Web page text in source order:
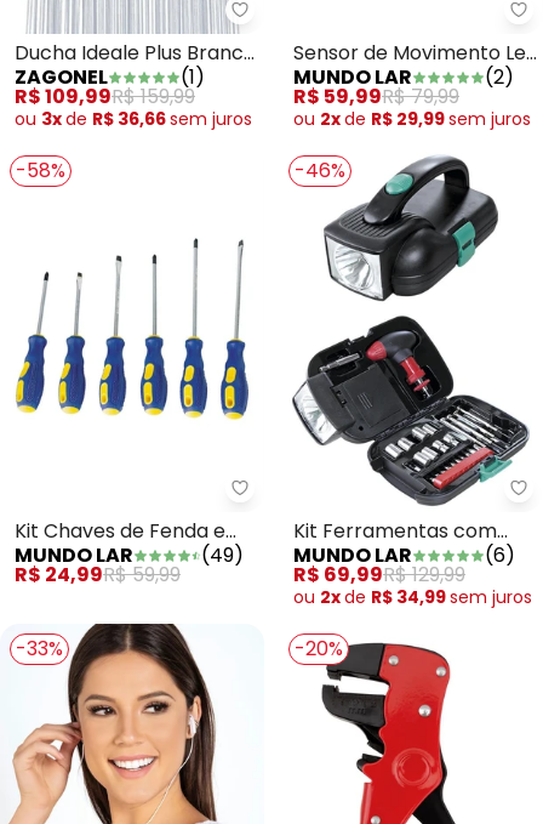
Zagonel - Ducha Ideale Plus
Ducha Ideale Plus Branca
127 V
ZAGONEL (1)
R$ 109,99R$ 159,99
ou 3xde R$ 36,66sem juros
Sensor de Movimento Led
Branco
MUNDO LAR (2)
R$ 59,99R$ 79,99
ou 2xde R$ 29,99sem juros
-58%
Mundo Lar - Kit Chaves de
Kit Chaves de Fenda e
Philips Azul 6 Peças
MUNDO LAR (49)
R$ 24,99R$ 59,99
-46%
Kit Ferramentas com
Lanterna 24 Peças
MUNDO LAR (6)
R$ 69,99R$ 129,99
ou 2xde R$ 34,99sem juros
-33% -20%